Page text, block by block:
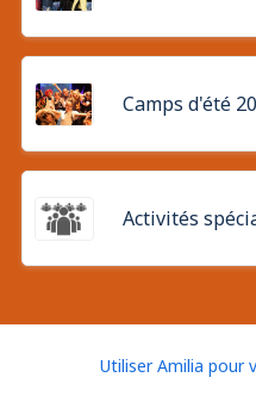
Camps d'été
Activités
Utiliser Amilia pour